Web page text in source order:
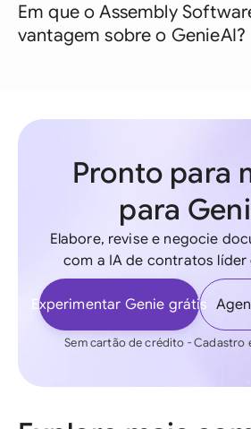
Em que o Assembly
vantagem sobre o GenieAI?
Pronto para
para
Elabore, revise e negocie
com a IA de contratos
Experimentar Genie grátis
Sem cartão de crédito - Cadastro